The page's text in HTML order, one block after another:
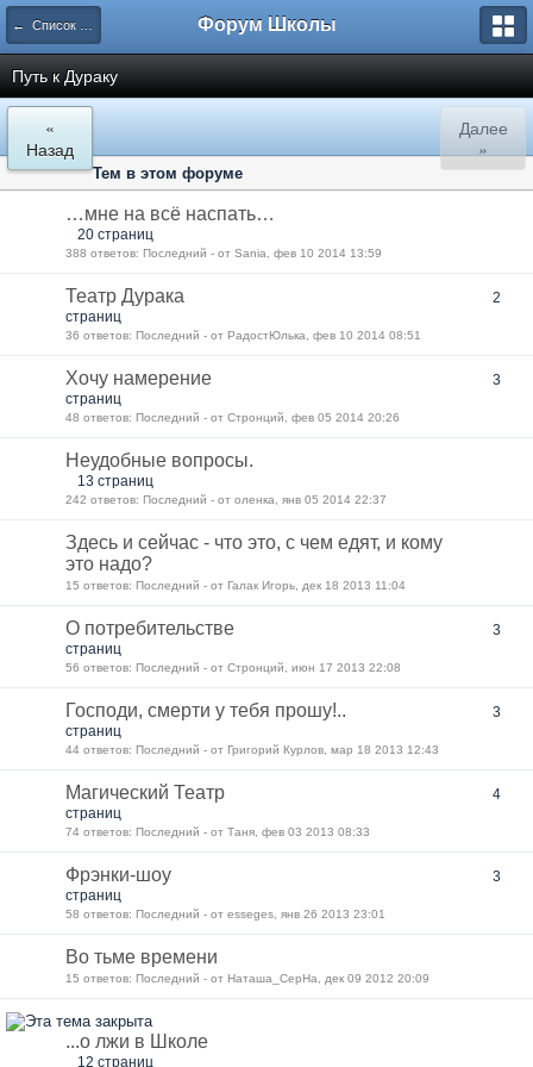
← Список категорий Форум Школы
Путь к Дураку
«
Назад
Далее
»
Тем в этом форуме
…мне на всё наспать…
20 страниц
388 ответов: Последний - от Sania, фев 10 2014 13:59
Театр Дурака
2
страниц
36 ответов: Последний - от РадостЮлька, фев 10 2014 08:51
Хочу намерение
3
страниц
48 ответов: Последний - от Стронций, фев 05 2014 20:26
Неудобные вопросы.
13 страниц
242 ответов: Последний - от оленка, янв 05 2014 22:37
Здесь и сейчас - что это, с чем едят, и кому
это надо?
15 ответов: Последний - от Галак Игорь, дек 18 2013 11:04
О потребительстве
3
страниц
56 ответов: Последний - от Стронций, июн 17 2013 22:08
Господи, смерти у тебя прошу!..
3
страниц
44 ответов: Последний - от Григорий Курлов, мар 18 2013 12:43
Магический Театр
4
страниц
74 ответов: Последний - от Таня, фев 03 2013 08:33
Фрэнки-шоу
3
страниц
58 ответов: Последний - от esseges, янв 26 2013 23:01
Во тьме времени
15 ответов: Последний - от Наташа_СерНа, дек 09 2012 20:09
...о лжи в Школе
12 страниц